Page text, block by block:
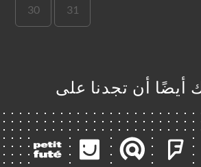
أيضًا أن تجدنا على